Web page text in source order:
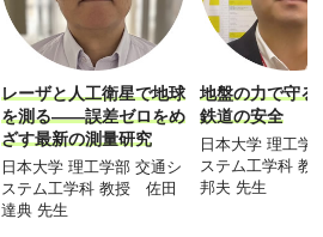
レーザと人工衛星で地球
を測る――誤差ゼロをめ
ざす最新の測量研究
日本大学 理工学部 交通シ
ステム工学科 教授 佐田
達典 先生
地盤の力で守る
鉄道の安全
日本大学 理工学
ステム工学科 教
邦夫 先生